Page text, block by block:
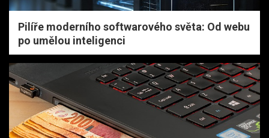
Pilíře moderního softwarového světa: Od webu
po umělou inteligenci